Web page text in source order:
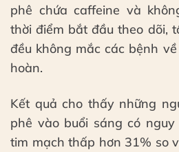
phê chứa caffeine và
thời điểm bắt đầu theo dõi,
đều không mắc các bệnh
hoàn.
Kết quả cho thấy những
phê vào buổi sáng có
tim mạch thấp hơn 31% so